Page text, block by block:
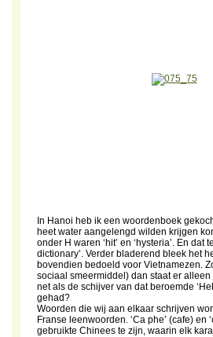
In Hanoi heb ik een woordenboek
heet water aangelengd wilden krijgen
onder H waren ‘hit’ en ‘hysteria’. En
dictionary’. Verder bladerend bleek het
bovendien bedoeld voor Vietnamezen.
sociaal smeermiddel) dan staat er
net als de schijver van dat beroemde
gehad?
Woorden die wij aan elkaar schrijven
Franse leenwoorden. ‘Ca phe’ (cafe)
gebruikte Chinees te zijn, waarin elk